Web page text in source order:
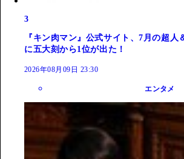
3
『キン肉マン』公式サイト、7月の超人
に五大刻から1位が出た！
2026年08月09日 23:30
エンタメ